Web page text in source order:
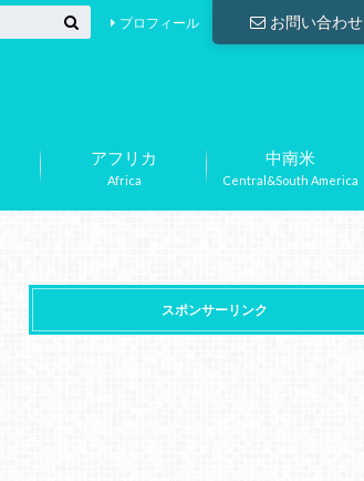
お問い合わせ
プロフィール
Africa
アフリカ
Central&South America
中南米
スポンサーリンク